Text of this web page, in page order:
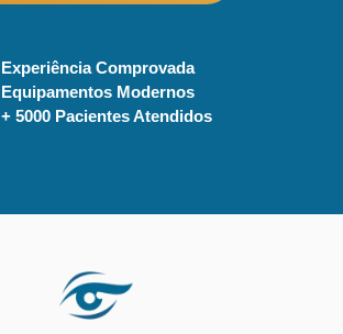
Experiência Comprovada
Equipamentos Modernos
+ 5000 Pacientes Atendidos